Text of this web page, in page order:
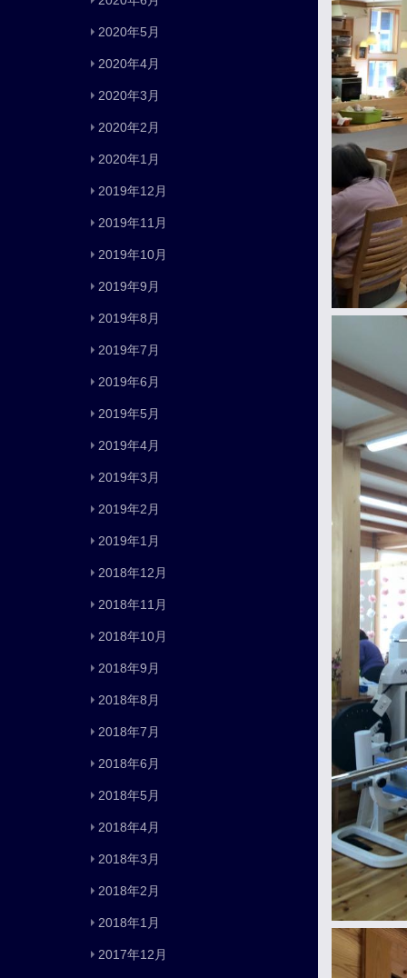
2020年5月
2020年4月
2020年3月
2020年2月
2020年1月
2019年12月
2019年11月
2019年10月
2019年9月
2019年8月
2019年7月
2019年6月
2019年5月
2019年4月
2019年3月
2019年2月
2019年1月
2018年12月
2018年11月
2018年10月
2018年9月
2018年8月
2018年7月
2018年6月
2018年5月
2018年4月
2018年3月
2018年2月
2018年1月
2017年12月